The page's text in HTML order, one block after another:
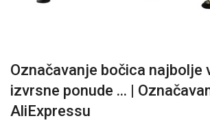
Označavanje bočica najbolje
izvrsne ponude ... |
AliExpressu